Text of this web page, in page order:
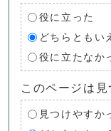
役に立った
どちらともい
役に立たなか
このページは
見つけやすか